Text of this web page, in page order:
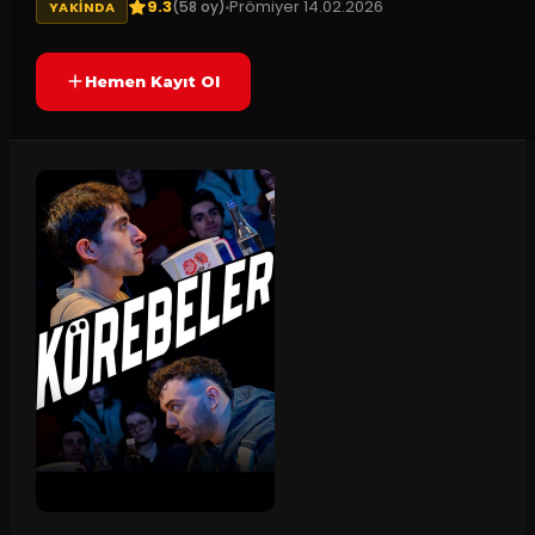
YAKINDA 9.3(58 oy)Prömiyer14.02.2026
Hemen Kayıt Ol